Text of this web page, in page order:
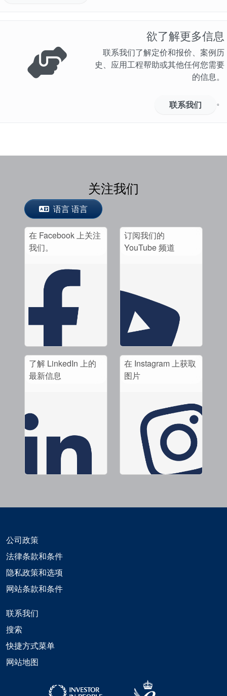
学院
欲了解更多信息
联系我们了解定价和报价、案例历
史、应用工程帮助或其他任何您需要
的信息。
联系我们 。
关注我们
语言 语言
在 Facebook 上关注
我们。
订阅我们的
YouTube 频道
了解 LinkedIn 上的
最新信息
在 Instagram 上获取
图片
公司政策
法律条款和条件
隐私政策和选项
网站条款和条件
联系我们
搜索
快捷方式菜单
网站地图